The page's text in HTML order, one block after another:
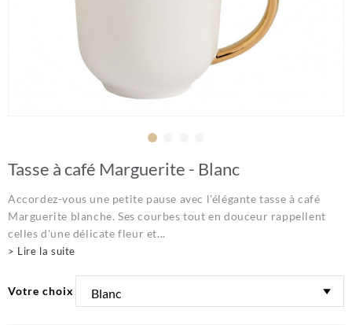
Tasse à café Marguerite - Blanc
Accordez-vous une petite pause avec l'élégante tasse à café
Marguerite blanche. Ses courbes tout en douceur rappellent
celles d'une délicate fleur et...
> Lire la suite
Votre choix